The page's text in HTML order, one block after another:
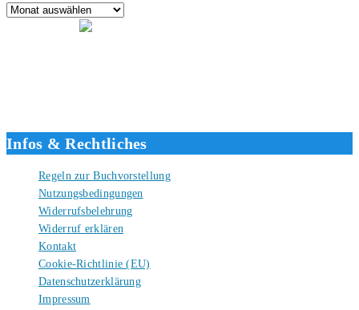
Infos & Rechtliches
Regeln zur Buchvorstellung
Nutzungsbedingungen
Widerrufsbelehrung
Widerruf erklären
Kontakt
Cookie-Richtlinie (EU)
Datenschutzerklärung
Impressum